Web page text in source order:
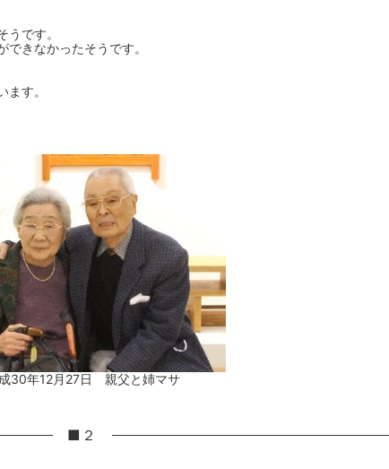
です。
きなかったそうです。
す。
30年12月27日 親父と姉マサ
■２